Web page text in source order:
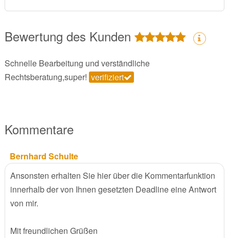
Bewertung des Kunden
Schnelle Bearbeitung und verständliche
Rechtsberatung,super! verifiziert
Kommentare
Bernhard Schulte
Ansonsten erhalten Sie hier über die Kommentarfunktion
innerhalb der von Ihnen gesetzten Deadline eine Antwort
von mir.
Mit freundlichen Grüßen